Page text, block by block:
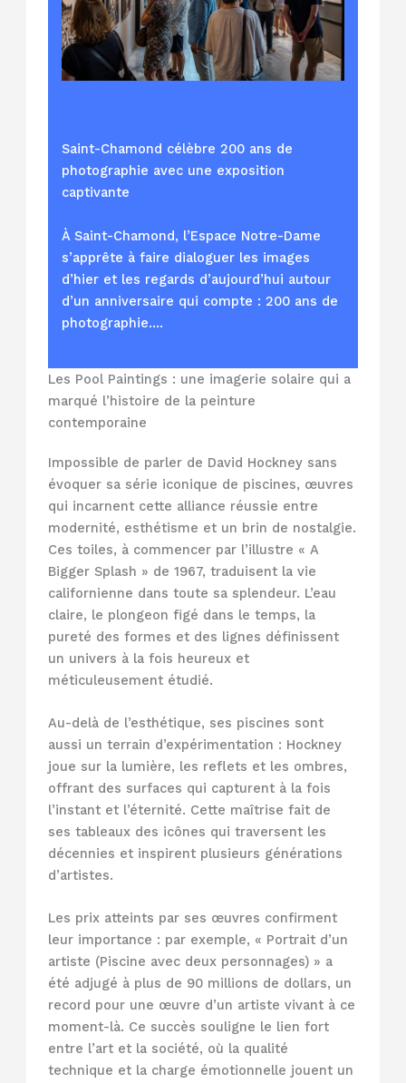
Saint-Chamond célèbre 200 ans de
photographie avec une exposition
captivante
À Saint-Chamond, l’Espace Notre-Dame
s’apprête à faire dialoguer les images
d’hier et les regards d’aujourd’hui autour
d’un anniversaire qui compte : 200 ans de
photographie.…
Les Pool Paintings : une imagerie solaire qui a
marqué l’histoire de la peinture
contemporaine
Impossible de parler de David Hockney sans
évoquer sa série iconique de piscines, œuvres
qui incarnent cette alliance réussie entre
modernité, esthétisme et un brin de nostalgie.
Ces toiles, à commencer par l’illustre « A
Bigger Splash » de 1967, traduisent la vie
californienne dans toute sa splendeur. L’eau
claire, le plongeon figé dans le temps, la
pureté des formes et des lignes définissent
un univers à la fois heureux et
méticuleusement étudié.
Au-delà de l’esthétique, ses piscines sont
aussi un terrain d’expérimentation : Hockney
joue sur la lumière, les reflets et les ombres,
offrant des surfaces qui capturent à la fois
l’instant et l’éternité. Cette maîtrise fait de
ses tableaux des icônes qui traversent les
décennies et inspirent plusieurs générations
d’artistes.
Les prix atteints par ses œuvres confirment
leur importance : par exemple, « Portrait d’un
artiste (Piscine avec deux personnages) » a
été adjugé à plus de 90 millions de dollars, un
record pour une œuvre d’un artiste vivant à ce
moment-là. Ce succès souligne le lien fort
entre l’art et la société, où la qualité
technique et la charge émotionnelle jouent un